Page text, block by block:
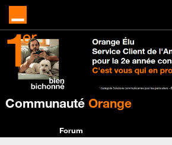
Communauté Orange
Forum